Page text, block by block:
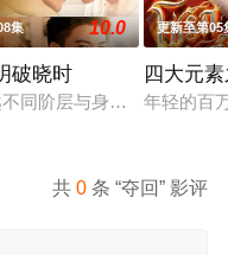
此吗？
集 10.0
破晓时
同阶层与身份的恋情。一
更新至第05
四大元
年轻的百
共0 条 “夺回” 影评